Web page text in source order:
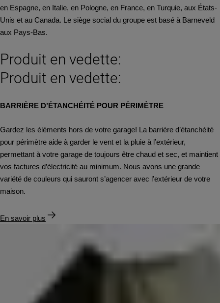
en Espagne, en Italie, en Pologne, en France, en Turquie, aux États-
Unis et au Canada. Le siège social du groupe est basé à Barneveld
aux Pays-Bas.
Produit en vedette:
Produit en vedette:
BARRIÈRE D’ÉTANCHÉITÉ POUR PÉRIMÈTRE
Gardez les éléments hors de votre garage! La barrière d’étanchéité
pour périmètre aide à garder le vent et la pluie à l’extérieur,
permettant à votre garage de toujours être chaud et sec, et maintient
vos factures d’électricité au minimum. Nous avons une grande
variété de couleurs qui sauront s’agencer avec l’extérieur de votre
maison.
En savoir plus